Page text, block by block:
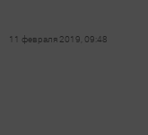
11 февраля 2019, 09:48